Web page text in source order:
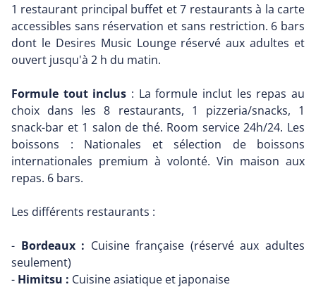
1 restaurant principal buffet et 7 restaurants à la carte
accessibles sans réservation et sans restriction. 6 bars
dont le Desires Music Lounge réservé aux adultes et
ouvert jusqu'à 2 h du matin.
Formule tout inclus : La formule inclut les repas au
choix dans les 8 restaurants, 1 pizzeria/snacks, 1
snack-bar et 1 salon de thé. Room service 24h/24. Les
boissons : Nationales et sélection de boissons
internationales premium à volonté. Vin maison aux
repas. 6 bars.
Les différents restaurants :
- Bordeaux : Cuisine française (réservé aux adultes
seulement)
- Himitsu : Cuisine asiatique et japonaise